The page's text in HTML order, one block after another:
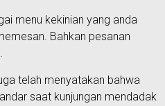
menu kekinian yang anda
Bahkan pesanan
telah menyatakan bahwa
saat kunjungan mendadak